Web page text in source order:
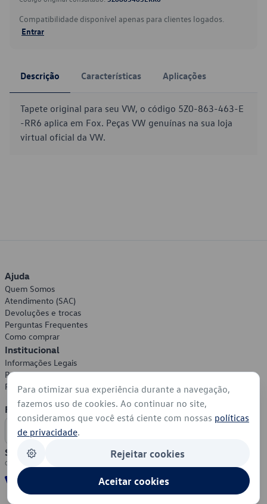
Compatibilidade disponível apenas para clientes logados.
Entrar
Descrição Características Aplicações
Tapete original para seu VW, o código 5Z0-863-463-E
-RR6 aplica em Fox. Peças VW genuínas na sua loja
virtual oficial da VW.
Ajuda
Quem Somos
Atendimento (SAC)
Devoluções e trocas
Perguntas Frequentes
Como comprar
Institucional
Informações Legais
Política de Privacidade
Política de Cookies
Formas de Pagamento
Segurança
Para otimizar sua experiência durante a navegação,
fazemos uso de cookies. Ao continuar no site,
consideramos que você está ciente com nossas políticas
de privacidade.
Rejeitar cookies
Aceitar cookies